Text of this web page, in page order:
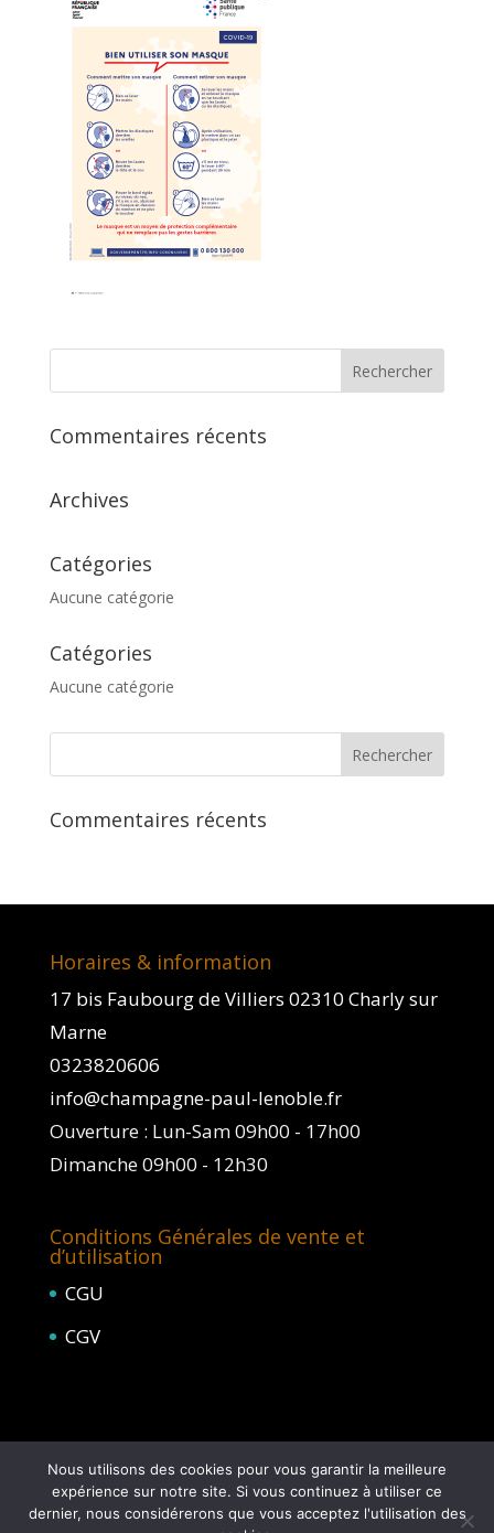
Commentaires récents
Archives
Catégories
Aucune catégorie
Catégories
Aucune catégorie
Commentaires récents
Horaires & information
17 bis Faubourg de Villiers 02310 Charly sur
Marne
0323820606
info@champagne-paul-lenoble.fr
Ouverture : Lun-Sam 09h00 - 17h00
Dimanche 09h00 - 12h30
Conditions Générales de vente et
d’utilisation
CGU
CGV
L'abus d'alcool est dangereux pour la santé, à
Nous utilisons des cookies pour vous garantir la meilleure
expérience sur notre site. Si vous continuez à utiliser ce
dernier, nous considérerons que vous acceptez l'utilisation des